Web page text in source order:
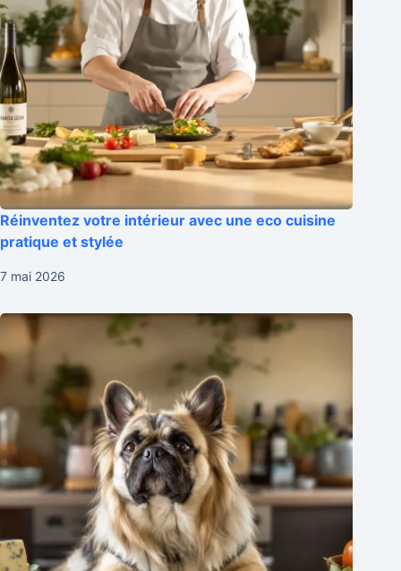
Réinventez votre intérieur avec une eco cuisine
pratique et stylée
7 mai 2026